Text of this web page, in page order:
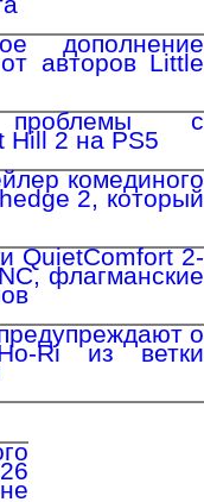
дополнение
авторов Little
проблемы с
Hill 2 на PS5
комединого
2, который
QuietComfort 2-
флагманские
о
Ri из ветки